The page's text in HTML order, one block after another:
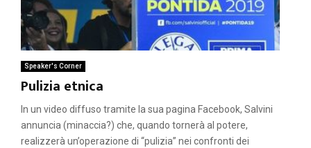
Speaker's Corner
Pulizia etnica
In un video diffuso tramite la sua pagina Facebook, Salvini
annuncia (minaccia?) che, quando tornerà al potere,
realizzerà un’operazione di “pulizia” nei confronti dei